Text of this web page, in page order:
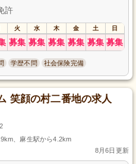
許
火 水 木 金 土 日
募集 募集 募集 募集 募集 募集
学歴不問 社会保険完備
笑顔の村二番地の求人
、麻生駅から4.2km
8月6日更新